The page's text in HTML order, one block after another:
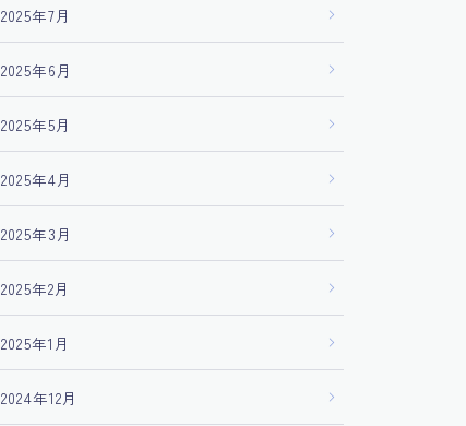
2025年7月
2025年6月
2025年5月
2025年4月
2025年3月
2025年2月
2025年1月
2024年12月